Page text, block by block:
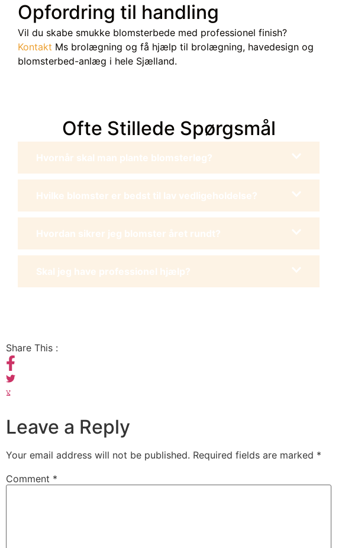
Opfordring til handling
Vil du skabe smukke blomsterbede med professionel finish?
Kontakt Ms brolægning og få hjælp til brolægning, havedesign og
blomsterbed-anlæg i hele Sjælland.
Ofte Stillede Spørgsmål
Hvornår skal man plante blomsterløg?
Hvilke blomster er bedst til lav vedligeholdelse?
Hvordan sikrer jeg blomster året rundt?
Skal jeg have professionel hjælp?
Share This :
Leave a Reply
Your email address will not be published. Required fields are marked *
Comment *